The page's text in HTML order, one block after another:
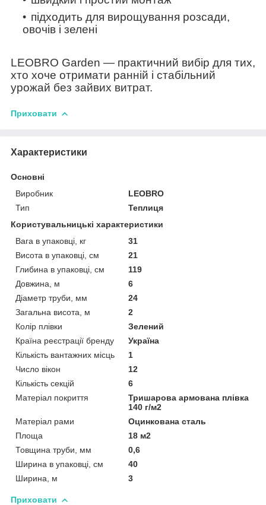
підходить для вирощування розсади,
овочів і зелені
LEOBRO Garden — практичний вибір для тих,
хто хоче отримати ранній і стабільний
урожай без зайвих витрат.
Приховати
Характеристики
Основні
Виробник
LEOBRO
Тип
Теплиця
Користувальницькі характеристики
Вага в упаковці, кг
31
Висота в упаковці, см
21
Глибина в упаковці, см
119
Довжина, м
6
Діаметр труби, мм
24
Загальна висота, м
2
Колір плівки
Зелений
Країна реєстрації бренду
Україна
Кількість вантажних місць
1
Число вікон
12
Кількість секцій
6
Матеріал покриття
Тришарова армована плівка
140 г/м2
Матеріал рами
Оцинкована сталь
Площа
18 м2
Товщина труби, мм
0,6
Ширина в упаковці, см
40
Ширина, м
3
Приховати